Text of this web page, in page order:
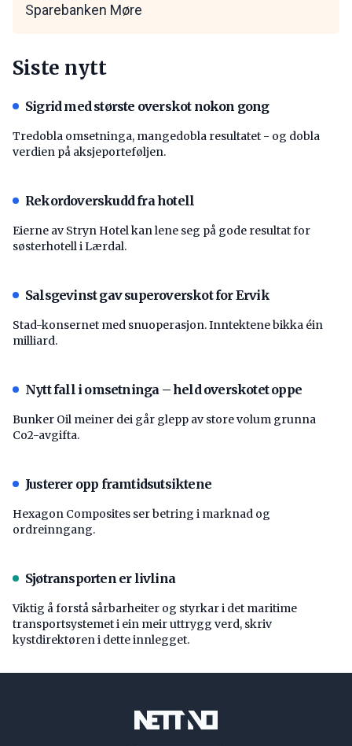
Sparebanken Møre
Siste nytt
Sigrid med største overskot nokon gong
Tredobla omsetninga, mangedobla resultatet - og dobla
verdien på aksjeporteføljen.
Rekordoverskudd fra hotell
Eierne av Stryn Hotel kan lene seg på gode resultat for
søsterhotell i Lærdal.
Salsgevinst gav superoverskot for Ervik
Stad-konsernet med snuoperasjon. Inntektene bikka éin
milliard.
Nytt fall i omsetninga – held overskotet oppe
Bunker Oil meiner dei går glepp av store volum grunna
Co2-avgifta.
Justerer opp framtidsutsiktene
Hexagon Composites ser betring i marknad og
ordreinngang.
Sjøtransporten er livlina
Viktig å forstå ­sårbarheiter og styrkar i det maritime
transport­systemet i ein meir uttrygg verd, skriv
kystdirektøren i dette innlegget.